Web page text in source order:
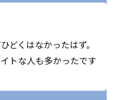
どくはなかったはず。
トな人も多かったです